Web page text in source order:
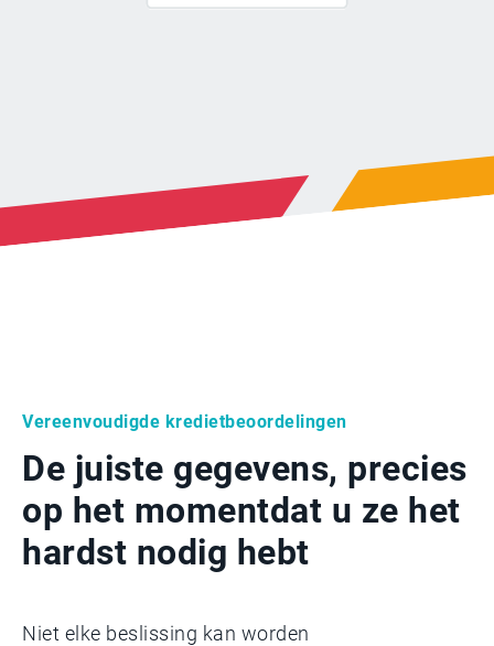
Vereenvoudigde kredietbeoordelingen
De juiste gegevens, precies
op het momentdat u ze het
hardst nodig hebt
Niet elke beslissing kan worden